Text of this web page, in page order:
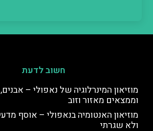
חשוב לדעת
מוזיאון המינרלוגיה של נאפולי –
וממצאים מאזור וזוב
מוזיאון האנטומיה בנאפולי – אוסף
ולא שגרתי